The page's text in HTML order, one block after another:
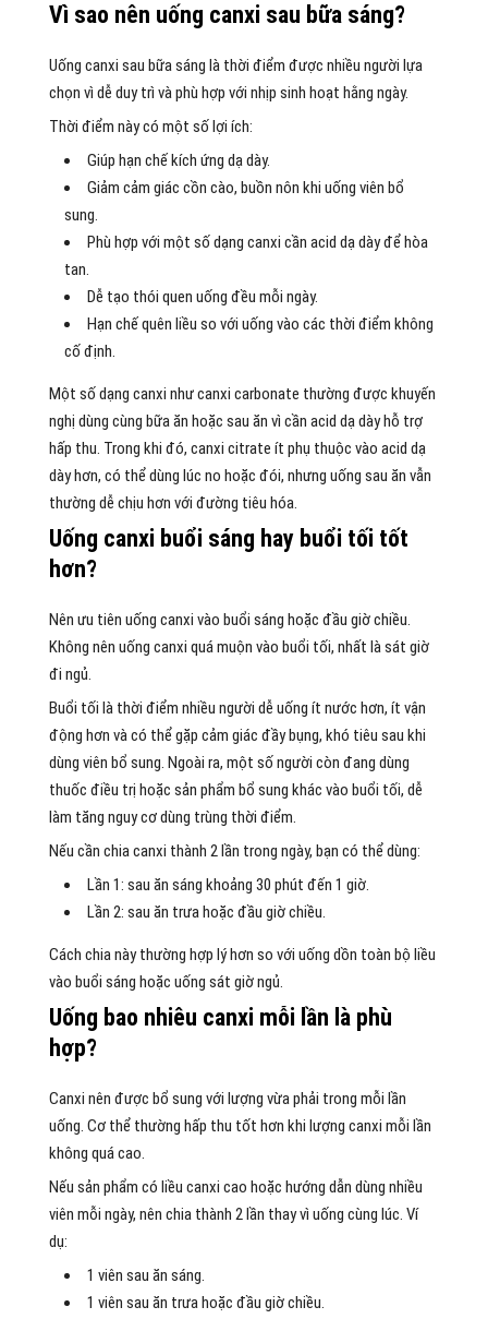
Vì sao nên uống canxi sau bữa sáng?
Uống canxi sau bữa sáng là thời điểm được nhiều người lựa
chọn vì dễ duy trì và phù hợp với nhịp sinh hoạt hằng ngày.
Thời điểm này có một số lợi ích:
Giúp hạn chế kích ứng dạ dày.
Giảm cảm giác cồn cào, buồn nôn khi uống viên bổ
sung.
Phù hợp với một số dạng canxi cần acid dạ dày để hòa
tan.
Dễ tạo thói quen uống đều mỗi ngày.
Hạn chế quên liều so với uống vào các thời điểm không
cố định.
Một số dạng canxi như canxi carbonate thường được khuyến
nghị dùng cùng bữa ăn hoặc sau ăn vì cần acid dạ dày hỗ trợ
hấp thu. Trong khi đó, canxi citrate ít phụ thuộc vào acid dạ
dày hơn, có thể dùng lúc no hoặc đói, nhưng uống sau ăn vẫn
thường dễ chịu hơn với đường tiêu hóa.
Uống canxi buổi sáng hay buổi tối tốt
hơn?
Nên ưu tiên uống canxi vào buổi sáng hoặc đầu giờ chiều.
Không nên uống canxi quá muộn vào buổi tối, nhất là sát giờ
đi ngủ.
Buổi tối là thời điểm nhiều người dễ uống ít nước hơn, ít vận
động hơn và có thể gặp cảm giác đầy bụng, khó tiêu sau khi
dùng viên bổ sung. Ngoài ra, một số người còn đang dùng
thuốc điều trị hoặc sản phẩm bổ sung khác vào buổi tối, dễ
làm tăng nguy cơ dùng trùng thời điểm.
Nếu cần chia canxi thành 2 lần trong ngày, bạn có thể dùng:
Lần 1: sau ăn sáng khoảng 30 phút đến 1 giờ.
Lần 2: sau ăn trưa hoặc đầu giờ chiều.
Cách chia này thường hợp lý hơn so với uống dồn toàn bộ liều
vào buổi sáng hoặc uống sát giờ ngủ.
Uống bao nhiêu canxi mỗi lần là phù
hợp?
Canxi nên được bổ sung với lượng vừa phải trong mỗi lần
uống. Cơ thể thường hấp thu tốt hơn khi lượng canxi mỗi lần
không quá cao.
Nếu sản phẩm có liều canxi cao hoặc hướng dẫn dùng nhiều
viên mỗi ngày, nên chia thành 2 lần thay vì uống cùng lúc. Ví
dụ:
1 viên sau ăn sáng.
1 viên sau ăn trưa hoặc đầu giờ chiều.